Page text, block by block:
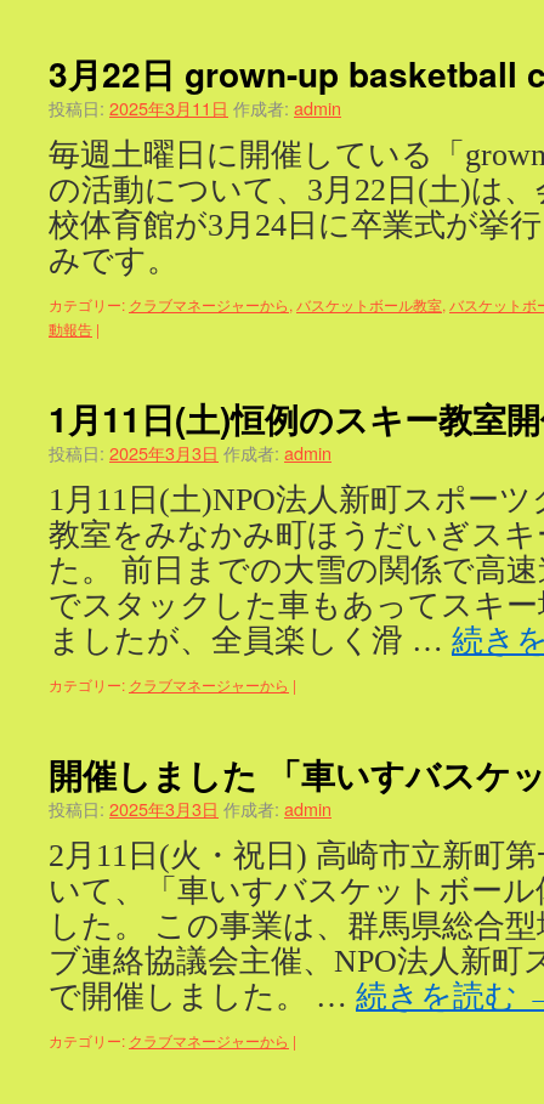
3月22日 grown-up basketball
投稿日: 2025年3月11日 作成者: admin
毎週土曜日に開催している「
の活動について、3月22日(土)は
校体育館が3月24日に卒業式が挙
みです。
カテゴリー: クラブマネージャーから, バスケットボール教室, バスケットボ
動報告 |
1月11日(土)恒例のスキー教室
投稿日: 2025年3月3日 作成者: admin
1月11日(土)NPO法人新町スポー
教室をみなかみ町ほうだいぎス
た。 前日までの大雪の関係で高
でスタックした車もあってスキ
ましたが、全員楽しく滑 … 続き
カテゴリー: クラブマネージャーから |
開催しました 「車いすバスケ
投稿日: 2025年3月3日 作成者: admin
2月11日(火・祝日) 高崎市立新町
いて、「車いすバスケットボー
した。 この事業は、群馬県総合
ブ連絡協議会主催、NPO法人新町
で開催しました。 … 続きを読む
カテゴリー: クラブマネージャーから |